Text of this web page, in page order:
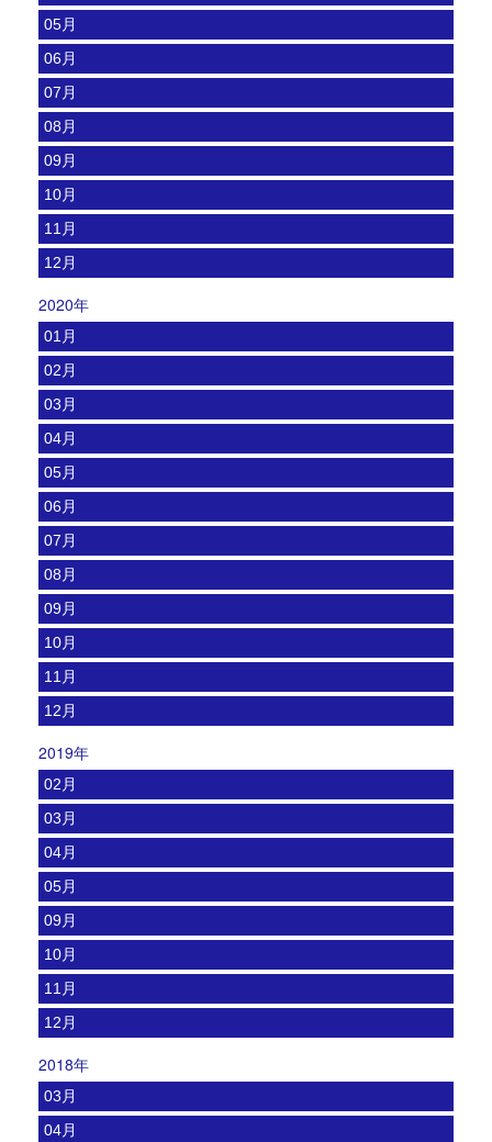
05月
06月
07月
08月
09月
10月
11月
12月
2020年
01月
02月
03月
04月
05月
06月
07月
08月
09月
10月
11月
12月
2019年
02月
03月
04月
05月
09月
10月
11月
12月
2018年
03月
04月